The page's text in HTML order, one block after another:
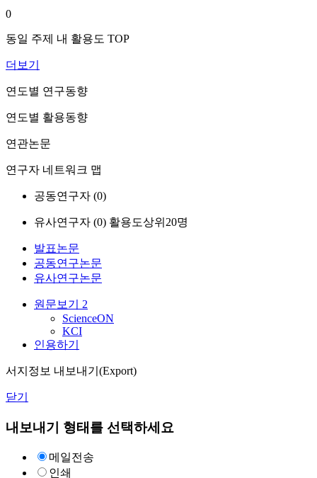
0
동일 주제 내 활용도 TOP
더보기
연도별 연구동향
연도별 활용동향
연관논문
연구자 네트워크 맵
공동연구자 (0)
유사연구자 (0) 활용도상위20명
발표논문
공동연구논문
유사연구논문
원문보기 2
ScienceON
KCI
인용하기
서지정보 내보내기(Export)
닫기
내보내기 형태를 선택하세요
메일전송
인쇄